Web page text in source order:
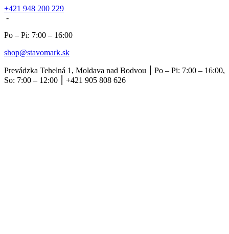
+421 948 200 229
-
Po – Pi: 7:00 – 16:00
shop@stavomark.sk
Prevádzka Tehelná 1, Moldava nad Bodvou ⎮ Po – Pi: 7:00 – 16:00,
So: 7:00 – 12:00 ⎮ +421 905 808 626